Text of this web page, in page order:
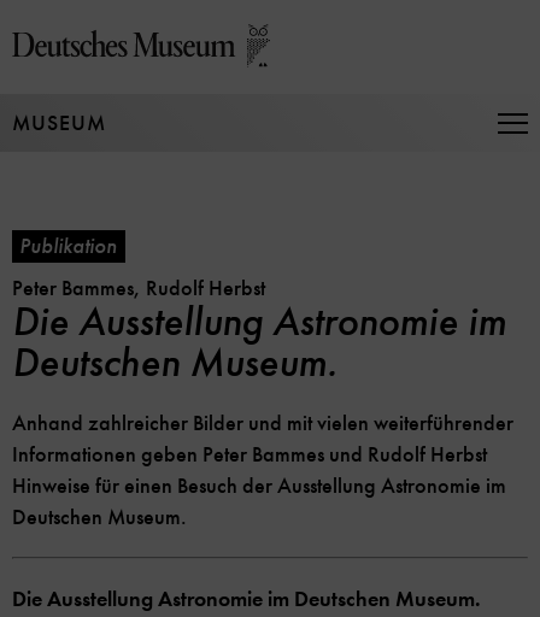
zum
MUSEUM
Publikation
Peter Bammes, Rudolf Herbst
Die Ausstellung Astronomie im
Deutschen Museum.
Anhand zahlreicher Bilder und mit vielen weiterführender
Informationen geben Peter Bammes und Rudolf Herbst
Hinweise für einen Besuch der Ausstellung Astronomie im
Deutschen Museum.
Die Ausstellung Astronomie im Deutschen Museum.